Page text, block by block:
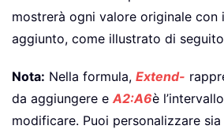
mostrerà ogni valore originale con
aggiunto, come illustrato di
Nota: Nella formula, Extend-
da aggiungere e A2:A6è
modificare. Puoi personalizzare